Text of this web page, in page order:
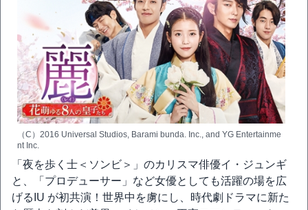
（C）2016 Universal Studios, Barami bunda. Inc., and YG Entertainme
nt Inc.
「夜を歩く士＜ソンビ＞」のカリスマ俳優イ・ジュンギ
と、「プロデューサー」など女優としても活躍の場を広
げるIU が初共演！世界中を虜にし、時代劇ドラマに新た